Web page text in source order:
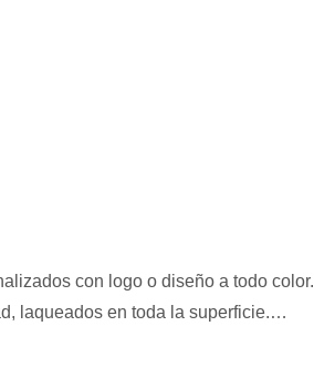
con logo o diseño a todo color.
laqueados en toda la superficie.…